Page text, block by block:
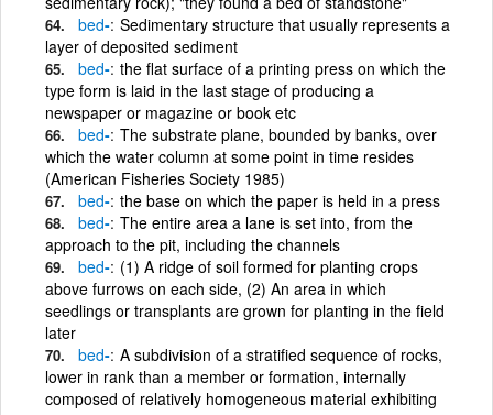
bed- Sedimentary structure that usually represents a
layer of deposited sediment
bed- the flat surface of a printing press on which the
type form is laid in the last stage of producing a
newspaper or magazine or book etc
bed- The substrate plane, bounded by banks, over
which the water column at some point in time resides
(American Fisheries Society 1985)
bed- the base on which the paper is held in a press
bed- The entire area a lane is set into, from the
approach to the pit, including the channels
bed- (1) A ridge of soil formed for planting crops
above furrows on each side, (2) An area in which
seedlings or transplants are grown for planting in the field
later
bed- A subdivision of a stratified sequence of rocks,
lower in rank than a member or formation, internally
composed of relatively homogeneous material exhibiting